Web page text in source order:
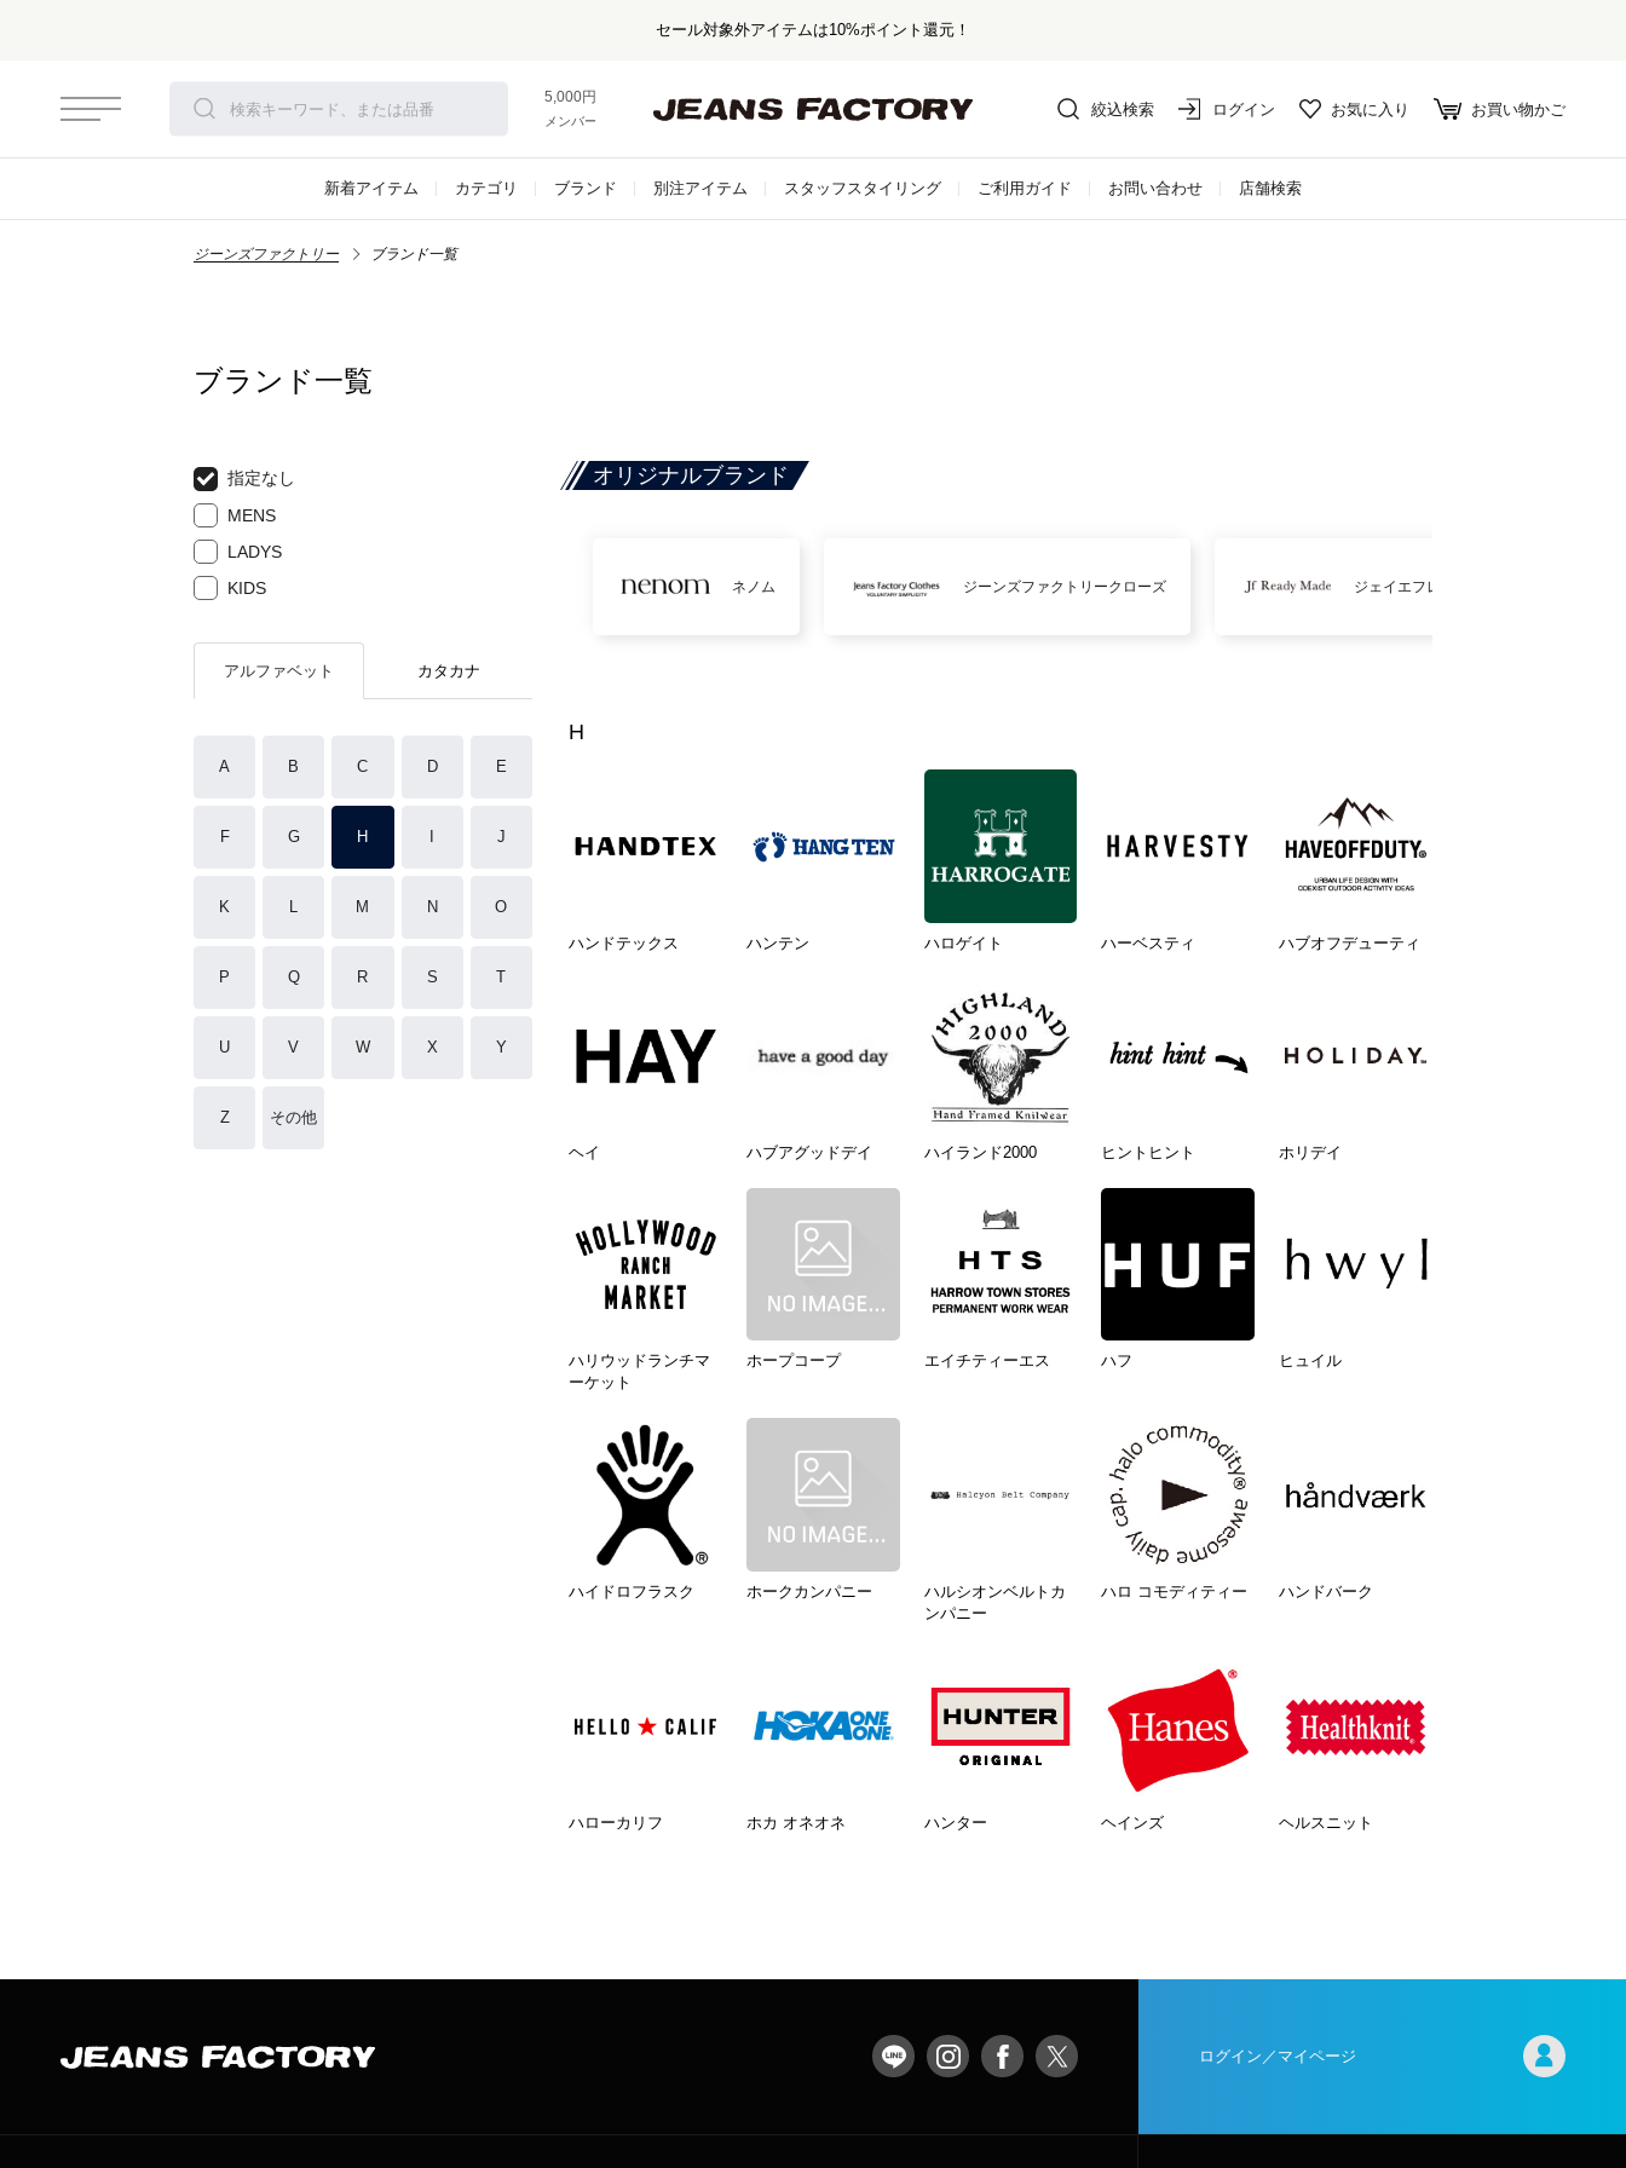
セール対象外アイテムは10%ポイント還元！
5,000円以上お買い上げで送料無料！
メンバー登録でお得な情報をゲット。さらに詳しく
絞込検索 ログイン お気に入り お買い物かご
新着アイテム カテゴリ ブランド 別注アイテム スタッフスタイリング ご利用ガイド お問い合わせ 店舗検索
ジーンズファクトリー ブランド一覧
ブランド一覧
指定なし
MENS
LADYS
KIDS
アルファベット カタカナ
A B C D E
F G H J
K L M N O
P Q R S T
U V W X Y
Z その他
オリジナルブランド
ネノム ジーンズファクトリークローズ ジェイエフレディメイド
H
ハンドテックス ハンテン ハロゲイト ハーベスティ ハブオフデューティ
ヘイ ハブアグッドデイ ハイランド2000 ヒントヒント ホリデイ
ハリウッドランチマ
ーケット
ホープコープ エイチティーエス ハフ ヒュイル
ハイドロフラスク ホークカンパニー
ハルシオンベルトカ
ンパニー
ハロ コモディティー ハンドバーク
ハローカリフ ホカ オネオネ ハンター ヘインズ ヘルスニット
ログイン／マイページ